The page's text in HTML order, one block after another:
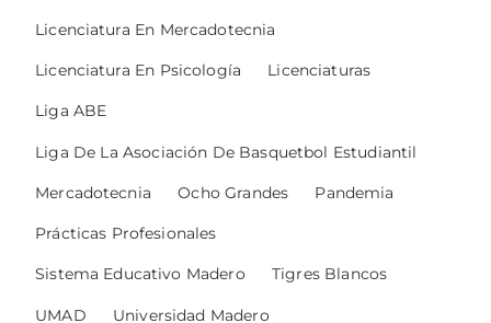
Licenciatura En Mercadotecnia
Licenciatura En Psicología Licenciaturas
Liga ABE
Liga De La Asociación De Basquetbol Estudiantil
Mercadotecnia Ocho Grandes Pandemia
Prácticas Profesionales
Sistema Educativo Madero Tigres Blancos
UMAD Universidad Madero